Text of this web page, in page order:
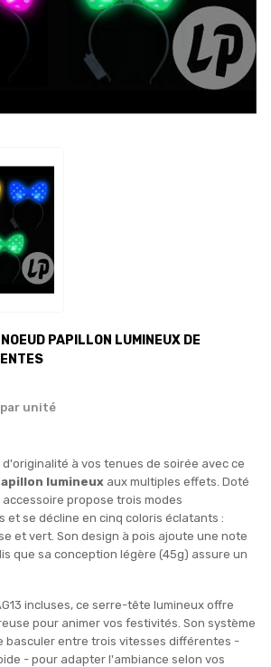
PAPILLON LUMINEUX DE
par unité
à vos tenues de soirée avec ce
lumineux aux multiples effets. Doté
propose trois modes
et se décline en cinq coloris éclatants :
et vert. Son design à pois ajoute une note
que sa conception légère (45g) assure un
incluses, ce serre-tête lumineux offre
pour animer vos festivités. Son système
basculer entre trois vitesses différentes -
- pour adapter l'ambiance selon vos